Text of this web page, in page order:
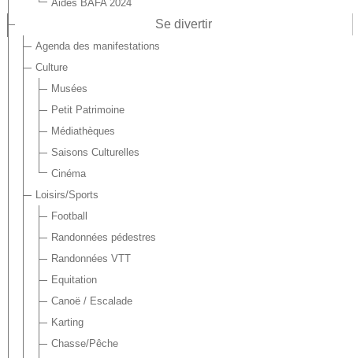
Aides BAFA 2024
Se divertir
Agenda des manifestations
Culture
Musées
Petit Patrimoine
Médiathèques
Saisons Culturelles
Cinéma
Loisirs/Sports
Football
Randonnées pédestres
Randonnées VTT
Equitation
Canoë / Escalade
Karting
Chasse/Pêche